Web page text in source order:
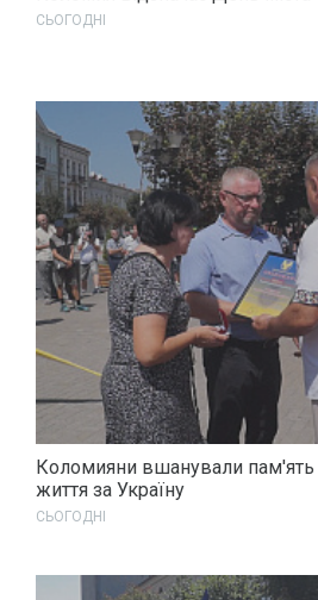
СЬОГОДНІ
Коломияни вшанували пам'ять
життя за Україну
СЬОГОДНІ